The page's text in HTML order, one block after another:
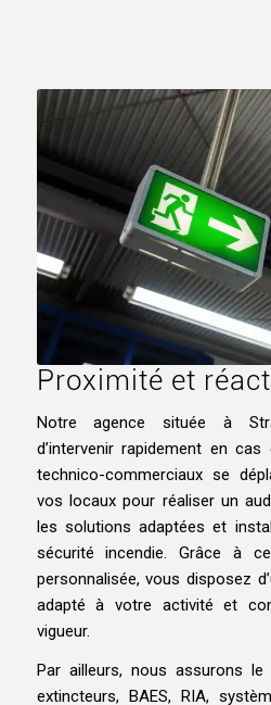
Proximité et
Notre agence située à
d’intervenir rapidement en
technico-commerciaux se
vos locaux pour réaliser un
les solutions adaptées et
sécurité incendie. Grâce à
personnalisée, vous disposez
adapté à votre activité et
vigueur.
Par ailleurs, nous assurons
extincteurs, BAES, RIA,